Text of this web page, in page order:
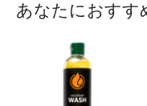
あなたにおすす